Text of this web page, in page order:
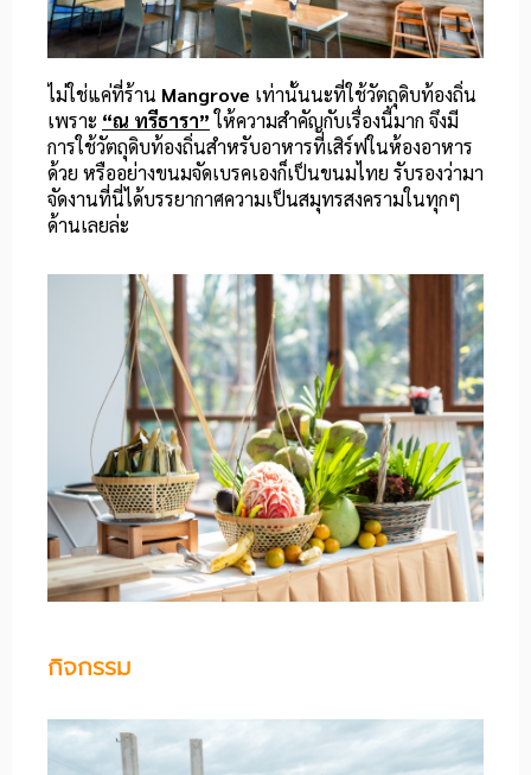
ไม่ใช่แค่ที่ร้าน Mangrove เท่านั้นนะที่ใช้วัตถุดิบท้องถิ่น
เพราะ “ณ ทรีธารา”ให้ความสำคัญกับเรื่องนี้มาก จึงมี
การใช้วัตถุดิบท้องถิ่นสำหรับอาหารที่เสิร์ฟในห้องอาหาร
ด้วย หรืออย่างขนมจัดเบรคเองก็เป็นขนมไทย รับรองว่ามา
จัดงานที่นี่ได้บรรยากาศความเป็นสมุทรสงครามในทุกๆ
ด้านเลยล่ะ
กิจกรรม